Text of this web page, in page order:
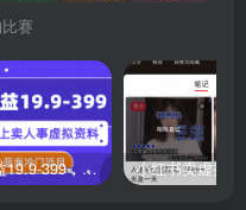
赛
一单收益19.9-399，一个蓝海冷门项目，在小红书上卖人事虚拟资料